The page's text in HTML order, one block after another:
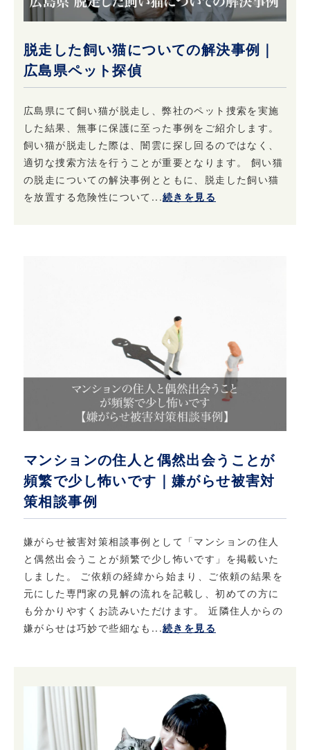
脱走した飼い猫についての解決事例｜
広島県ペット探偵
広島県にて飼い猫が脱走し、弊社のペット捜索を実施
した結果、無事に保護に至った事例をご紹介します。
飼い猫が脱走した際は、闇雲に探し回るのではなく、
適切な捜索方法を行うことが重要となります。 飼い猫
の脱走についての解決事例とともに、脱走した飼い猫
を放置する危険性について...続きを見る
マンションの住人と偶然出会うことが
頻繁で少し怖いです｜嫌がらせ被害対
策相談事例
嫌がらせ被害対策相談事例として「マンションの住人
と偶然出会うことが頻繁で少し怖いです」を掲載いた
しました。 ご依頼の経緯から始まり、ご依頼の結果を
元にした専門家の見解の流れを記載し、初めての方に
も分かりやすくお読みいただけます。 近隣住人からの
嫌がらせは巧妙で些細なも...続きを見る